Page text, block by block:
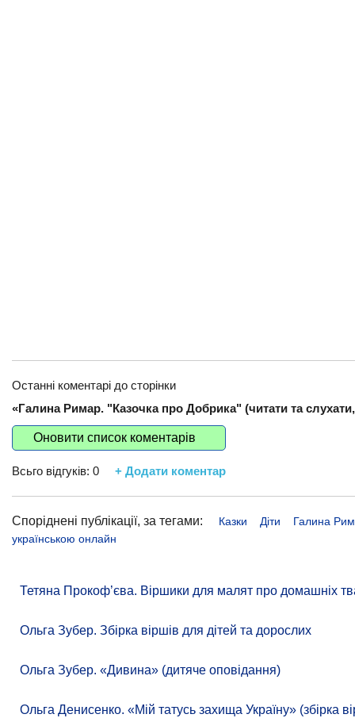
Останні коментарі до сторінки
«Галина Римар. "Казочка про Добрика" (читати та
Оновити список коментарів
Всьго відгуків: 0 + Додати коментар
Споріднені публікації, за тегами: Казки Діти
Галина
українською онлайн
Тетяна Прокоф’єва. Віршики для малят про домашніх
Ольга Зубер. Збірка віршів для дітей та дорослих
Ольга Зубер. «Дивина» (дитяче оповідання)
Ольга Денисенко. «Мій татусь захища Україну» (збірка